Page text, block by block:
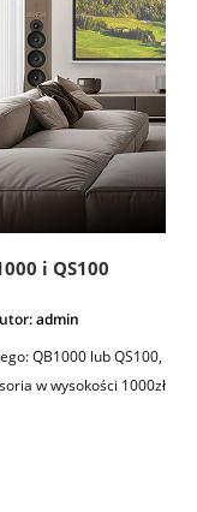
i QS100
admin
QB1000 lub QS100,
w wysokości 1000zł